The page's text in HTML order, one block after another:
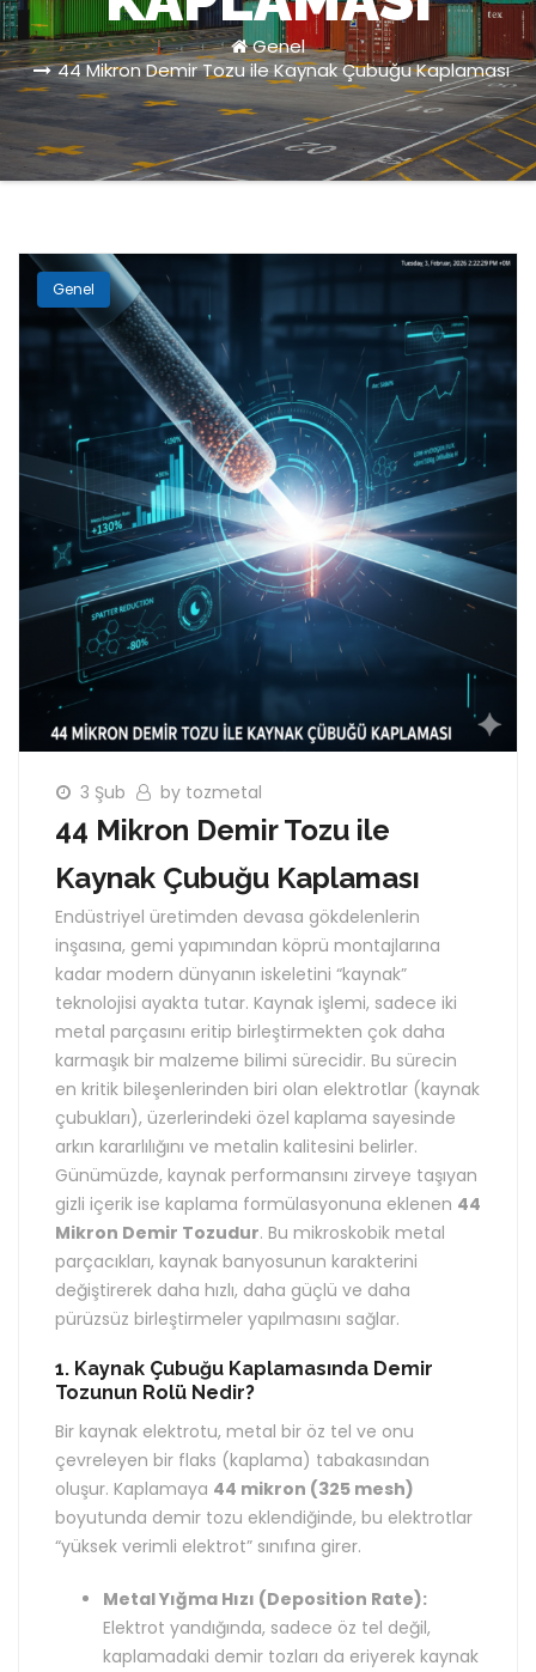
Genel
44 Mikron Demir Tozu ile Kaynak Çubuğu Kaplaması
Genel
3 Şub by tozmetal
44 Mikron Demir Tozu ile
Kaynak Çubuğu Kaplaması
Endüstriyel üretimden devasa gökdelenlerin
inşasına, gemi yapımından köprü montajlarına
kadar modern dünyanın iskeletini “kaynak”
teknolojisi ayakta tutar. Kaynak işlemi, sadece iki
metal parçasını eritip birleştirmekten çok daha
karmaşık bir malzeme bilimi sürecidir. Bu sürecin
en kritik bileşenlerinden biri olan elektrotlar (kaynak
çubukları), üzerlerindeki özel kaplama sayesinde
arkın kararlılığını ve metalin kalitesini belirler.
Günümüzde, kaynak performansını zirveye taşıyan
gizli içerik ise kaplama formülasyonuna eklenen 44
Mikron Demir Tozudur. Bu mikroskobik metal
parçacıkları, kaynak banyosunun karakterini
değiştirerek daha hızlı, daha güçlü ve daha
pürüzsüz birleştirmeler yapılmasını sağlar.
1. Kaynak Çubuğu Kaplamasında Demir
Tozunun Rolü Nedir?
Bir kaynak elektrotu, metal bir öz tel ve onu
çevreleyen bir flaks (kaplama) tabakasından
oluşur. Kaplamaya 44 mikron (325 mesh)
boyutunda demir tozu eklendiğinde, bu elektrotlar
“yüksek verimli elektrot” sınıfına girer.
Metal Yığma Hızı (Deposition Rate):
Elektrot yandığında, sadece öz tel değil,
kaplamadaki demir tozları da eriyerek kaynak